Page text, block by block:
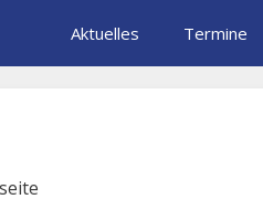
Aktuelles Termine